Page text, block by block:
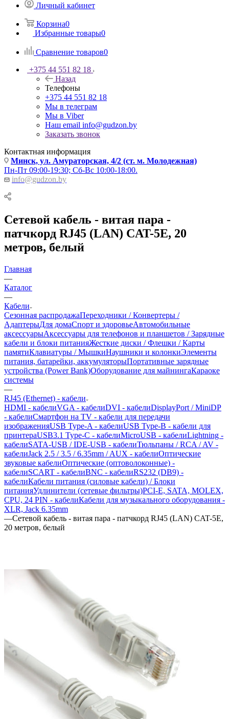
Личный кабинет
Корзина0
Избранные товары0
Сравнение товаров0
+375 44 551 82 18
Назад
Телефоны
+375 44 551 82 18
Мы в телеграм
Мы в Viber
Наш email info@gudzon.by
Заказать звонок
Контактная информация
Минск, ул. Амураторская, 4/2 (ст. м. Молодежная)
Пн-Пт 09:00-19:30; Сб-Вс 10:00-18:00.
info@gudzon.by
Сетевой кабель - витая пара -
патчкорд RJ45 (LAN) CAT-5E, 20
метров, белый
Главная
—
Каталог
—
Кабели
Сезонная распродажаПереходники / Конвертеры /
АдаптерыДля домаСпорт и здоровьеАвтомобильные
аксессуарыАксессуары для телефонов и планшетов / Зарядные
кабели и блоки питанияЖесткие диски / Флешки / Карты
памятиКлавиатуры / МышкиНаушники и колонкиЭлементы
питания, батарейки, аккумуляторыПортативные зарядные
устройства (Power Bank)Оборудование для майнингаКараоке
системы
—
RJ45 (Ethernet) - кабели
HDMI - кабелиVGA - кабелиDVI - кабелиDisplayPort / MiniDP
- кабелиСмартфон на TV - кабели для передачи
изображенияUSB Type-A - кабелиUSB Type-B - кабели для
принтераUSB3.1 Type-C - кабелиMicroUSB - кабелиLightning -
кабелиSATA-USB / IDE-USB - кабелиТюльпаны / RCA / AV -
кабелиJack 2.5 / 3.5 / 6.35mm / AUX - кабелиОптические
звуковые кабелиОптические (оптоволоконные) -
кабелиSCART - кабелиBNC - кабелиRS232 (DB9) -
кабелиКабели питания (силовые кабели) / Блоки
питанияУдлинители (сетевые фильтры)PCI-E, SATA, MOLEX,
CPU, 24 PIN - кабелиКабели для музыкального оборудования -
XLR, Jack 6.35mm
—Сетевой кабель - витая пара - патчкорд RJ45 (LAN) CAT-5E,
20 метров, белый